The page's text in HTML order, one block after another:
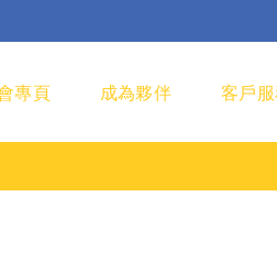
專頁 成為夥伴 客戶